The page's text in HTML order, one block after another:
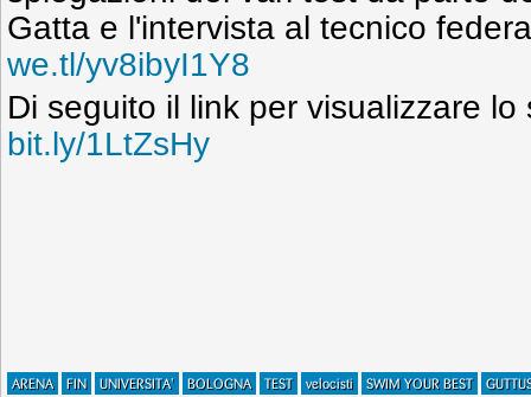
Gatta e l'intervista al tecnico
we.tl/yv8ibyI1Y8
Di seguito il link per visualizzare lo
bit.ly/1LtZsHy
ARENA FIN UNIVERSITA' BOLOGNA TEST velocisti SWIM YOUR BEST